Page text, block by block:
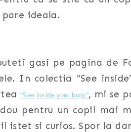
ideala.
gasi pe pagina de
In colectia “See
“See inside your body”, mi se
pentru un copil mai
istet si curios. Spor la